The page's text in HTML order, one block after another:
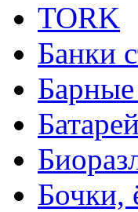
TORK
Банки
Барные
Бочки,